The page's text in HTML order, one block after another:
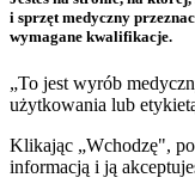
i sprzęt medyczny
wymagane kwalifikacje.
„To jest wyrób
użytkowania lub
Klikając „Wchodzę",
informacją i ją